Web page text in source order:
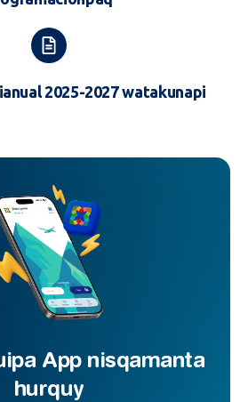
2025-2027 watakunapi
App nisqamanta
hurquy